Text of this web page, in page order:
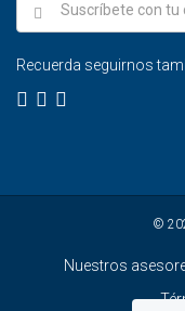
Recuerda seguirnos
©
Nuestros